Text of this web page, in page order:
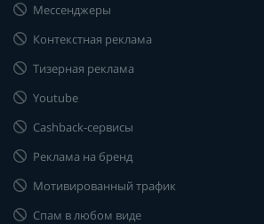
Мессенджеры
Контекстная реклама
Тизерная реклама
Youtube
Cashback-сервисы
Реклама на бренд
Мотивированный трафик
Спам в любом виде